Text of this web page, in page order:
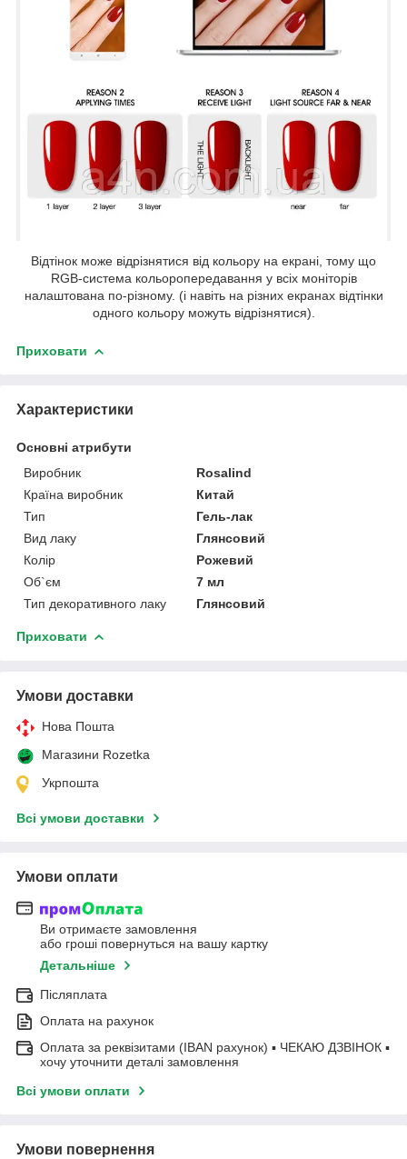
Відтінок може відрізнятися від кольору на екрані, тому що
RGB-система кольоропередавання у всіх моніторів
налаштована по-різному. (і навіть на різних екранах відтінки
одного кольору можуть відрізнятися).
Приховати
Характеристики
Основні атрибути
Виробник
Rosalind
Країна виробник
Китай
Тип
Гель-лак
Вид лаку
Глянсовий
Колір
Рожевий
Об`єм
7 мл
Тип декоративного лаку
Глянсовий
Приховати
Умови доставки
Нова Пошта
Магазини Rozetka
Укрпошта
Всі умови доставки
Умови оплати
Ви отримаєте замовлення
або гроші повернуться на вашу картку
Детальніше
Післяплата
Оплата на рахунок
Оплата за реквізитами (IBAN рахунок) ▪ ЧЕКАЮ ДЗВІНОК ▪
хочу уточнити деталі замовлення
Всі умови оплати
Умови повернення